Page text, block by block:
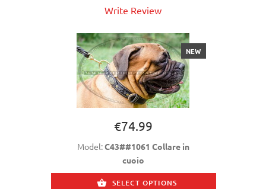
Write Review
NEW
€74.99
Model:C43##1061 Collare in
cuoio
SELECT OPTIONS